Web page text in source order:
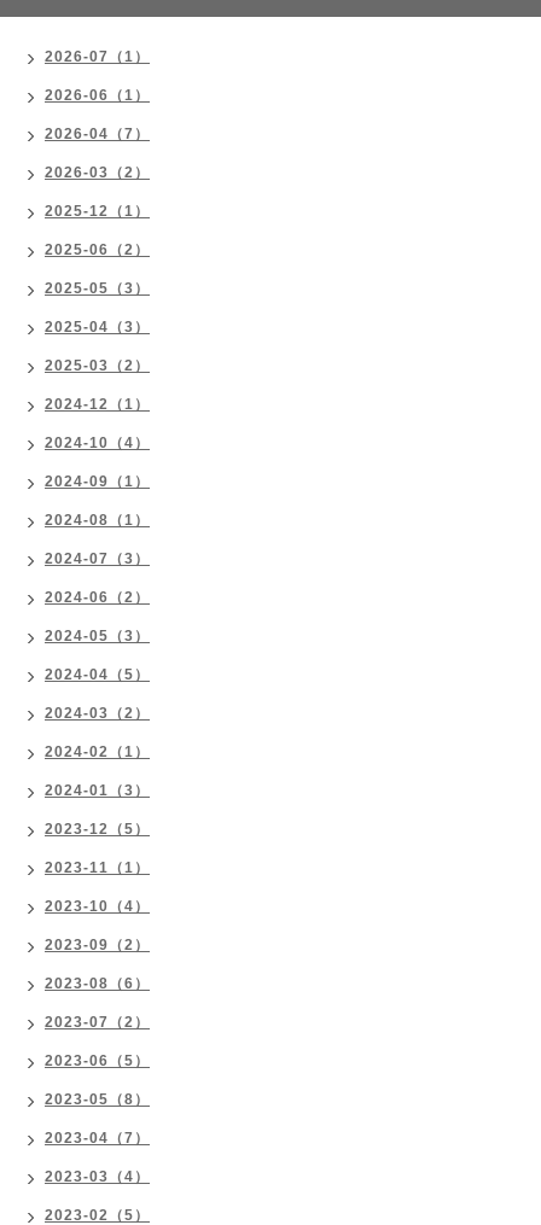
2026-07（1）
2026-06（1）
2026-04（7）
2026-03（2）
2025-12（1）
2025-06（2）
2025-05（3）
2025-04（3）
2025-03（2）
2024-12（1）
2024-10（4）
2024-09（1）
2024-08（1）
2024-07（3）
2024-06（2）
2024-05（3）
2024-04（5）
2024-03（2）
2024-02（1）
2024-01（3）
2023-12（5）
2023-11（1）
2023-10（4）
2023-09（2）
2023-08（6）
2023-07（2）
2023-06（5）
2023-05（8）
2023-04（7）
2023-03（4）
2023-02（5）